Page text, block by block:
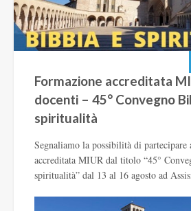
Formazione accreditata
docenti – 45° Convegno
spiritualità
Segnaliamo la possibilità di partecipare
accreditata MIUR dal titolo “45°
spiritualità” dal 13 al 16 agosto ad